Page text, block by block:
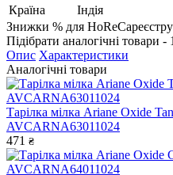
Країна
Індія
Знижки % для HoReCa
Підібрати аналогічні товари -
Опис Характеристики
Аналогічні товари
Тарілка мілка Ariane Oxide
AVCARNA63011024
471 ₴